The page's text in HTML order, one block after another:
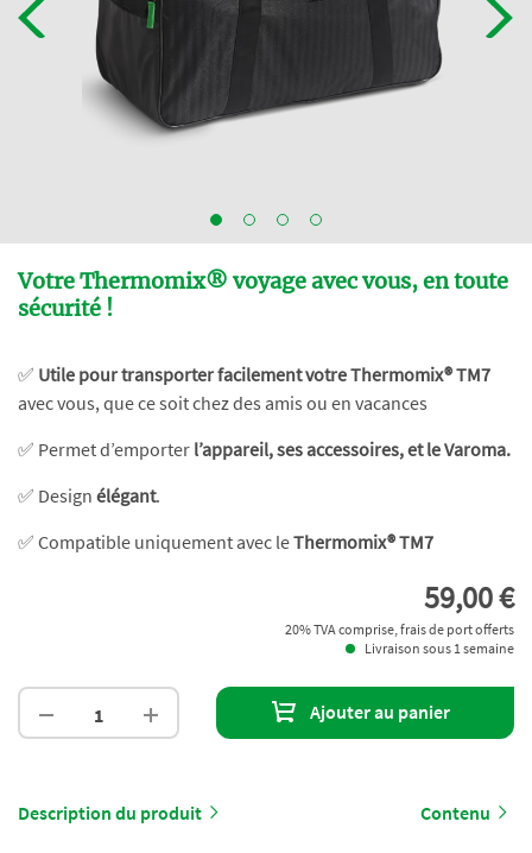
Votre Thermomix® voyage avec vous, en toute
sécurité !
✅ Utile pour transporter facilement votre Thermomix® TM7
avec vous, que ce soit chez des amis ou en vacances
✅ Permet d’emporter l’appareil, ses accessoires, et le Varoma.
✅ Design élégant.
✅ Compatible uniquement avec leThermomix® TM7
59,00 €
20% TVA comprise, frais de port offerts
Livraison sous 1 semaine
Ajouter au panier
Description du produit Contenu